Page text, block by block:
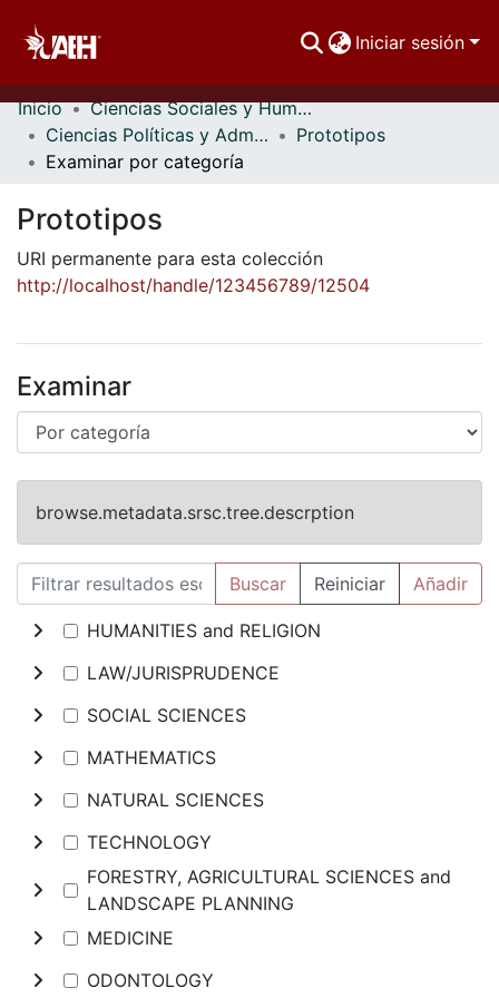
Iniciar sesión
Comunidades
Buscar Por
Estadísticas
Inicio
Ciencias Sociales y Humanidades
Ciencias Políticas y Administración Pública
Prototipos
Examinar por categoría
Prototipos
URI permanente para esta colección
http://localhost/handle/123456789/12504
Examinar
browse.metadata.srsc.tree.descrption
Buscar Reiniciar Añadir
HUMANITIES and RELIGION
LAW/JURISPRUDENCE
SOCIAL SCIENCES
MATHEMATICS
NATURAL SCIENCES
TECHNOLOGY
FORESTRY, AGRICULTURAL SCIENCES and
LANDSCAPE PLANNING
MEDICINE
ODONTOLOGY